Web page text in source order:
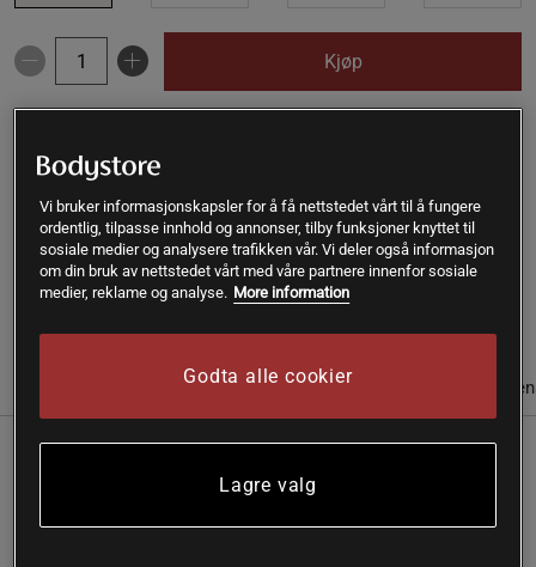
Kjøp
SKU #A141518-03| EAN7350133601562
Gressforet Storfe-Hjerte ØKO 180 kapsler er et kosttilskudd fra Nordic
Kings. Med skånsomt frysetørket hjerte fra svenske kyr.
Les mer
Anmeldelser Næringsinformasjon &
grad. Hjerte er en fantastisk matvare som også kan brukes som et daglig
Vi bruker informasjonskapsler for å få nettstedet vårt til å fungere
ordentlig, tilpasse innhold og annonser, tilby funksjoner knyttet til
sosiale medier og analysere trafikken vår. Vi deler også informasjon
om din bruk av nettstedet vårt med våre partnere innenfor sosiale
medier, reklame og analyse. More information
Godta alle cookier
Lagre valg